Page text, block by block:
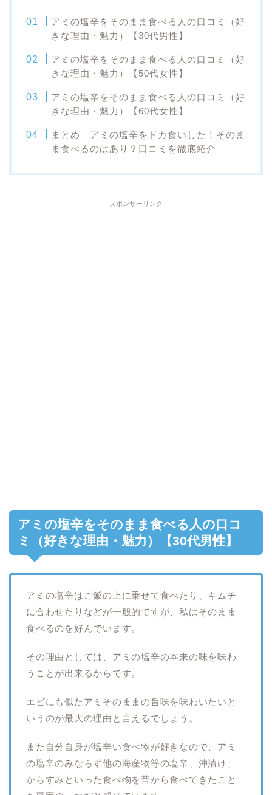
アミの塩辛をそのまま食べる人の口コミ（好
きな理由・魅力）【30代男性】
アミの塩辛をそのまま食べる人の口コミ（好
きな理由・魅力）【50代女性】
アミの塩辛をそのまま食べる人の口コミ（好
きな理由・魅力）【60代女性】
まとめ アミの塩辛をドカ食いした！そのま
ま食べるのはあり？口コミを徹底紹介
スポンサーリンク
アミの塩辛をそのまま食べる人の口コ
ミ（好きな理由・魅力）【30代男性】
アミの塩辛はご飯の上に乗せて食べたり、キムチ
に合わせたりなどが一般的ですが、私はそのまま
食べるのを好んでいます。
その理由としては、アミの塩辛の本来の味を味わ
うことが出来るからです。
エビにも似たアミそのままの旨味を味わいたいと
いうのが最大の理由と言えるでしょう。
また自分自身が塩辛い食べ物が好きなので、アミ
の塩辛のみならず他の海産物等の塩辛、沖漬け、
からすみといった食べ物を昔から食べてきたこと